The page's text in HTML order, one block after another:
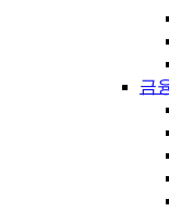
금